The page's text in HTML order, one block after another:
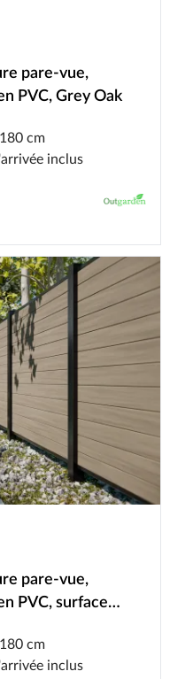
pare-vue,
PVC, Grey Oak
cm
inclus
pare-vue,
PVC, surface
cm
inclus